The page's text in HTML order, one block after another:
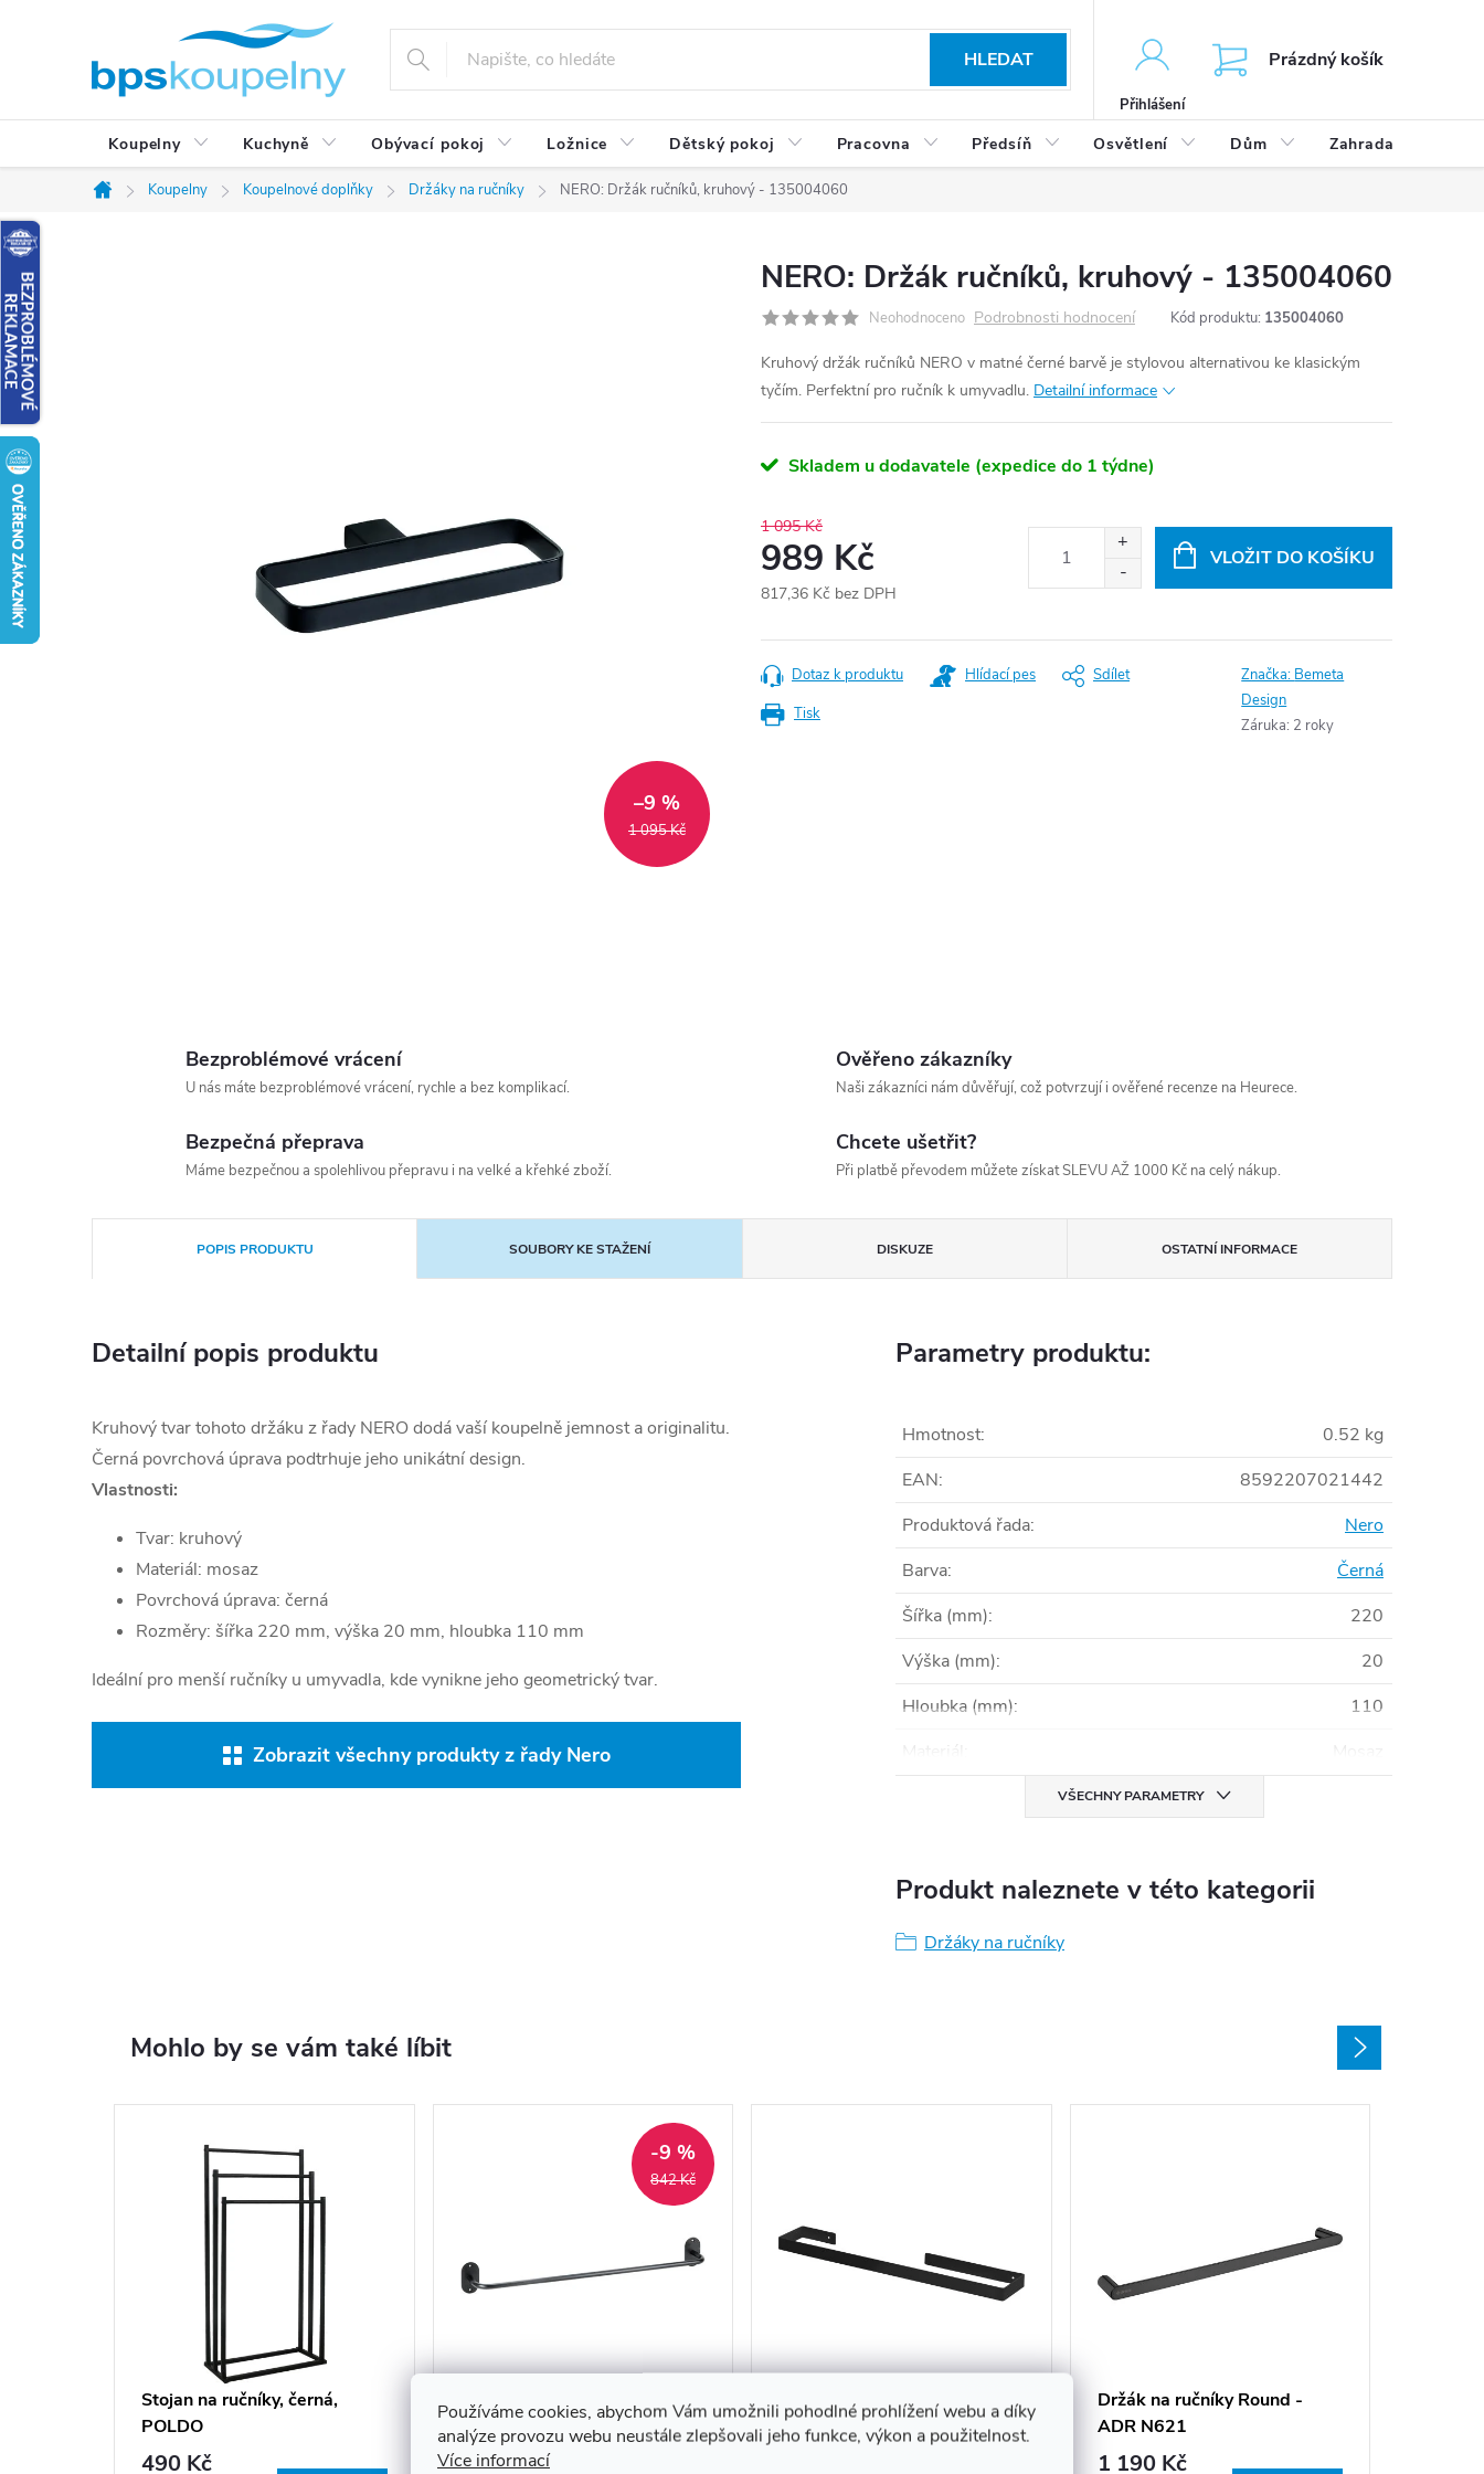
Používáme cookies, abychom Vám umožnili pohodlné prohlížení webu a díky
analýze provozu webu neustále zlepšovali jeho funkce, výkon a použitelnost.
Více informací
HLEDAT
Přihlášení
Prázdný košík
Koupelny Kuchyně Obývací pokoj Ložnice Dětský pokoj Pracovna Předsíň Osvětlení Dům Zahrada
Domů
Koupelny Koupelnové doplňky Držáky na ručníky NERO: Držák ručníků, kruhový - 135004060
1 095 Kč
–9 %
NERO: Držák ručníků, kruhový - 135004060
Neohodnoceno Podrobnosti hodnocení Kód produktu: 135004060
Kruhový držák ručníků NERO v matné černé barvě je stylovou alternativou ke klasickým
tyčím. Perfektní pro ručník k umyvadlu. Detailní informace
Skladem u dodavatele (expedice do 1 týdne)
1 095 Kč
989 Kč
817,36 Kč bez DPH
cena:
VLOŽIT DO KOŠÍKU
Tisk
Dotaz k produktu Hlídací pes Sdílet Značka: Bemeta
Design
Záruka: 2 roky
Bezproblémové vrácení
U nás máte bezproblémové vrácení, rychle a bez komplikací.
Ověřeno zákazníky
Naši zákazníci nám důvěřují, což potvrzují i ověřené recenze na Heurece.
Bezpečná přeprava
Máme bezpečnou a spolehlivou přepravu i na velké a křehké zboží.
Chcete ušetřit?
Při platbě převodem můžete získat SLEVU AŽ 1000 Kč na celý nákup.
POPIS PRODUKTU SOUBORY KE STAŽENÍ DISKUZE OSTATNÍ INFORMACE
Detailní popis produktu
Kruhový tvar tohoto držáku z řady NERO dodá vaší koupelně jemnost a originalitu.
Černá povrchová úprava podtrhuje jeho unikátní design.
Vlastnosti:
Tvar: kruhový
Materiál: mosaz
Povrchová úprava: černá
Rozměry: šířka 220 mm, výška 20 mm, hloubka 110 mm
Ideální pro menší ručníky u umyvadla, kde vynikne jeho geometrický tvar.
Zobrazit všechny produkty z řady Nero
Parametry produktu:
Hmotnost:
0.52 kg
EAN:
8592207021442
Produktová řada:
Nero
Barva:
Černá
Šířka (mm):
220
Výška (mm):
20
Hloubka (mm):
110
VŠECHNY PARAMETRY
Produkt naleznete v této kategorii
Držáky na ručníky
Mohlo by se vám také líbit
Stojan na ručníky, černá,
POLDO
490 Kč
842 Kč
-9 %
EASY01: Držák ručníků, 600
mm, černá - 164104240
759 Kč
Držák na ručníky Mokko 60
cm - ADM N621
Držák na ručníky Round -
ADR N621
1 190 Kč